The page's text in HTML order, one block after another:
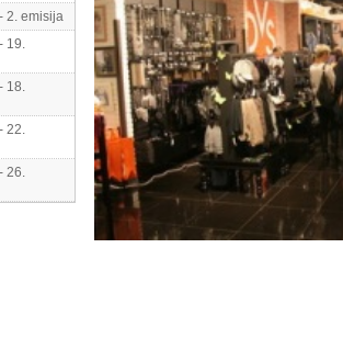
2. emisija
19.
18.
22.
26.